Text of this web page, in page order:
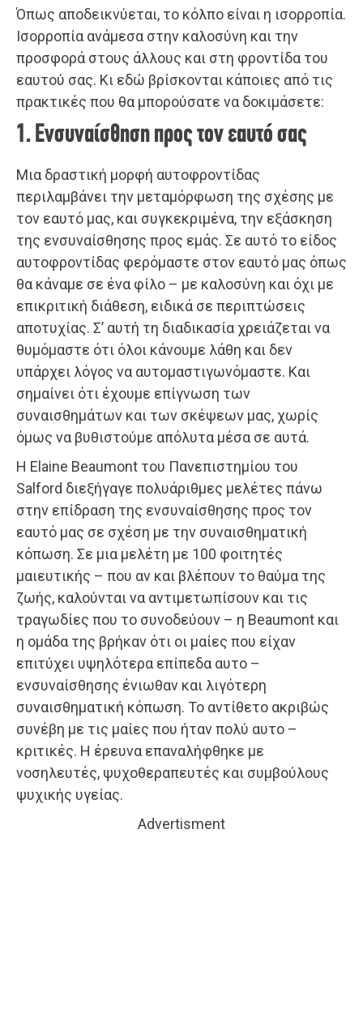
Όπως αποδεικνύεται, το κόλπο είναι η ισορροπία.
Ισορροπία ανάμεσα στην καλοσύνη και την
προσφορά στους άλλους και στη φροντίδα του
εαυτού σας. Κι εδώ βρίσκονται κάποιες από τις
πρακτικές που θα μπορούσατε να δοκιμάσετε:
1. Ενσυναίσθηση προς τον εαυτό σας
Μια δραστική μορφή αυτοφροντίδας
περιλαμβάνει την μεταμόρφωση της σχέσης με
τον εαυτό μας, και συγκεκριμένα, την εξάσκηση
της ενσυναίσθησης προς εμάς. Σε αυτό το είδος
αυτοφροντίδας φερόμαστε στον εαυτό μας όπως
θα κάναμε σε ένα φίλο – με καλοσύνη και όχι με
επικριτική διάθεση, ειδικά σε περιπτώσεις
αποτυχίας. Σ’ αυτή τη διαδικασία χρειάζεται να
θυμόμαστε ότι όλοι κάνουμε λάθη και δεν
υπάρχει λόγος να αυτομαστιγωνόμαστε. Και
σημαίνει ότι έχουμε επίγνωση των
συναισθημάτων και των σκέψεων μας, χωρίς
όμως να βυθιστούμε απόλυτα μέσα σε αυτά.
Η Elaine Beaumont του Πανεπιστημίου του
Salford διεξήγαγε πολυάριθμες μελέτες πάνω
στην επίδραση της ενσυναίσθησης προς τον
εαυτό μας σε σχέση με την συναισθηματική
κόπωση. Σε μια μελέτη με 100 φοιτητές
μαιευτικής – που αν και βλέπουν το θαύμα της
ζωής, καλούνται να αντιμετωπίσουν και τις
τραγωδίες που το συνοδεύουν – η Beaumont και
η ομάδα της βρήκαν ότι οι μαίες που είχαν
επιτύχει υψηλότερα επίπεδα αυτο –
ενσυναίσθησης ένιωθαν και λιγότερη
συναισθηματική κόπωση. Το αντίθετο ακριβώς
συνέβη με τις μαίες που ήταν πολύ αυτο –
κριτικές. Η έρευνα επαναλήφθηκε με
νοσηλευτές, ψυχοθεραπευτές και συμβούλους
ψυχικής υγείας.
Advertisment